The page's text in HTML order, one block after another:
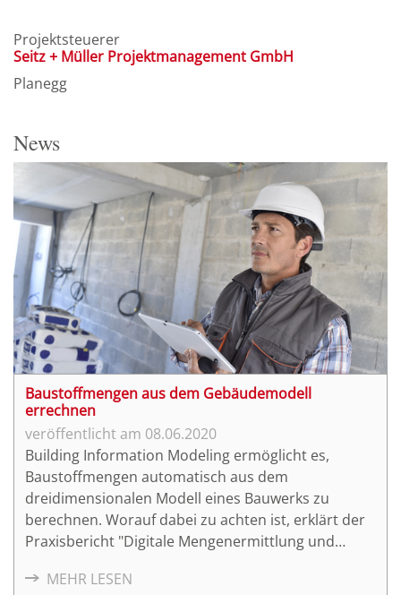
Projektsteuerer
Seitz + Müller Projektmanagement GmbH
Planegg
News
Baustoffmengen aus dem Gebäudemodell
errechnen
08.06.2020
Building Information Modeling ermöglicht es,
Baustoffmengen automatisch aus dem
dreidimensionalen Modell eines Bauwerks zu
berechnen. Worauf dabei zu achten ist, erklärt der
Praxisbericht "Digitale Mengenermittlung und
4.0-Kompetenzzentrums Planen und Bauen.
MEHR LESEN